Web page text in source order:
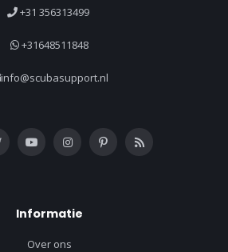
+31 356313499
+31648511848
info@scubasupport.nl
Informatie
Over ons